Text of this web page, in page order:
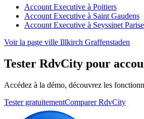
Account Executive à Poitiers
Account Executive à Saint Gaudens
Account Executive à Seyssinet
Voir la page ville Illkirch Graffenstaden
Tester RdvCity pour
Accédez à la démo, découvrez les
Tester gratuitementComparer RdvCity